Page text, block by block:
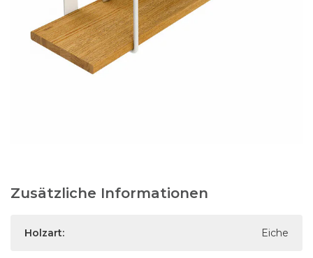
Zusätzliche Informationen
Holzart: Eiche